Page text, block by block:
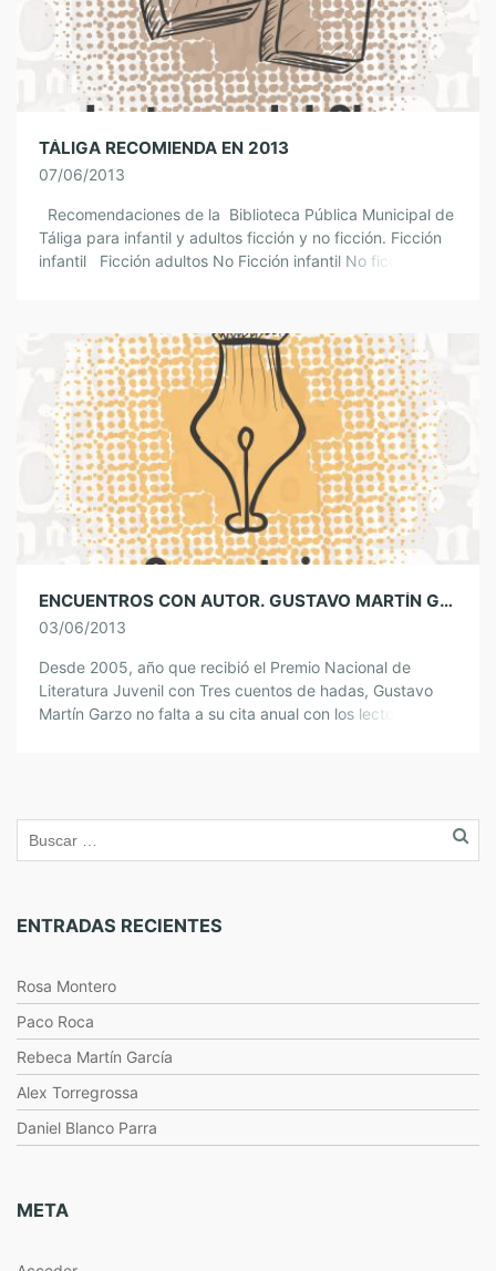
TÁLIGA RECOMIENDA EN 2013
07/06/2013
Recomendaciones de la Biblioteca Pública Municipal de
Táliga para infantil y adultos ficción y no ficción. Ficción
infantil Ficción adultos No Ficción infantil No ficción
ENCUENTROS CON AUTOR. GUSTAVO MARTÍN GARZO
03/06/2013
Desde 2005, año que recibió el Premio Nacional de
Literatura Juvenil con Tres cuentos de hadas, Gustavo
Martín Garzo no falta a su cita anual con los lectores del
ENTRADAS RECIENTES
Rosa Montero
Paco Roca
Rebeca Martín García
Alex Torregrossa
Daniel Blanco Parra
META